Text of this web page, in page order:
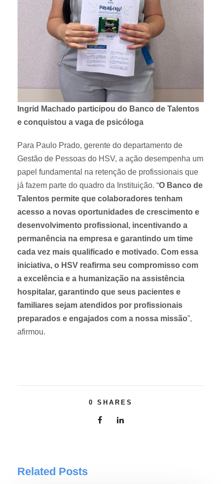
Ingrid Machado participou do Banco de Talentos
e conquistou a vaga de psicóloga
Para Paulo Prado, gerente do departamento de
Gestão de Pessoas do HSV, a ação desempenha um
papel fundamental na retenção de profissionais que
já fazem parte do quadro da Instituição. “O Banco de
Talentos permite que colaboradores tenham
acesso a novas oportunidades de crescimento e
desenvolvimento profissional, incentivando a
permanência na empresa e garantindo um time
cada vez mais qualificado e motivado. Com essa
iniciativa, o HSV reafirma seu compromisso com
a excelência e a humanização na assistência
hospitalar, garantindo que seus pacientes e
familiares sejam atendidos por profissionais
preparados e engajados com a nossa missão”,
afirmou.
0 SHARES
Related Posts